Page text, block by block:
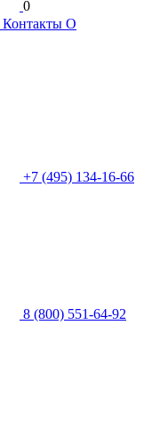
0
Контакты О
+7 (495) 134-16-66
8 (800) 551-64-92